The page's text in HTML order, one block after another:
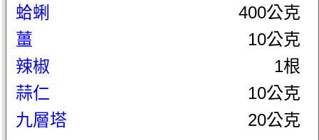
蛤蜊
400公克
薑
10公克
辣椒
1根
蒜仁
10公克
九層塔
20公克